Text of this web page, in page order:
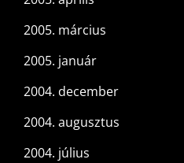
2005. március
2005. január
2004. december
2004. augusztus
2004. július